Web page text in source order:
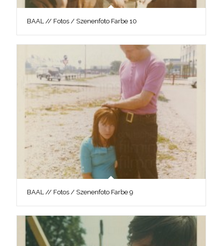
BAAL // Fotos / Szenenfoto Farbe 10
BAAL // Fotos / Szenenfoto Farbe 9